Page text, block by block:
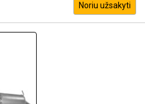
Noriu užsakyti